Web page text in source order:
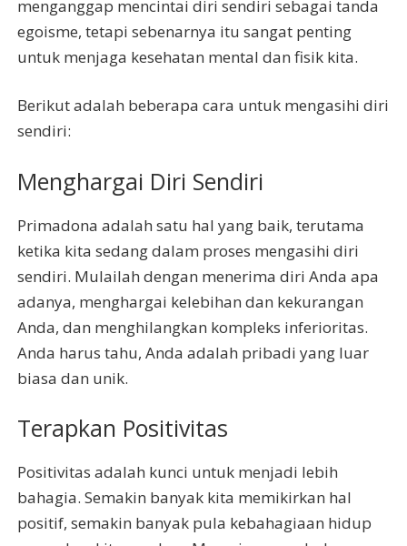
menganggap mencintai diri sendiri sebagai tanda
egoisme, tetapi sebenarnya itu sangat penting
untuk menjaga kesehatan mental dan fisik kita.
Berikut adalah beberapa cara untuk mengasihi diri
sendiri:
Menghargai Diri Sendiri
Primadona adalah satu hal yang baik, terutama
ketika kita sedang dalam proses mengasihi diri
sendiri. Mulailah dengan menerima diri Anda apa
adanya, menghargai kelebihan dan kekurangan
Anda, dan menghilangkan kompleks inferioritas.
Anda harus tahu, Anda adalah pribadi yang luar
biasa dan unik.
Terapkan Positivitas
Positivitas adalah kunci untuk menjadi lebih
bahagia. Semakin banyak kita memikirkan hal
positif, semakin banyak pula kebahagiaan hidup